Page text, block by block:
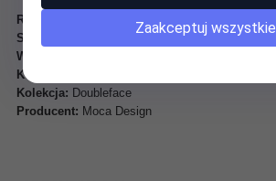
Rozmiar:
150x200 cm
Skład:
60% bawełna, 35% akryl, 5% poliester
Wykończenie:
Kolor:
Kolekcja: Doubleface
Producent: Moca Design
Zaakceptuj wszystkie